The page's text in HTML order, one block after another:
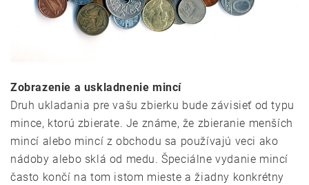
Zobrazenie a uskladnenie mincí
Druh ukladania pre vašu zbierku bude závisieť od typu
mince, ktorú zbierate. Je známe, že zbieranie menších
mincí alebo mincí z obchodu sa používajú veci ako
nádoby alebo sklá od medu. Špeciálne vydanie mincí
často končí na tom istom mieste a žiadny konkrétny